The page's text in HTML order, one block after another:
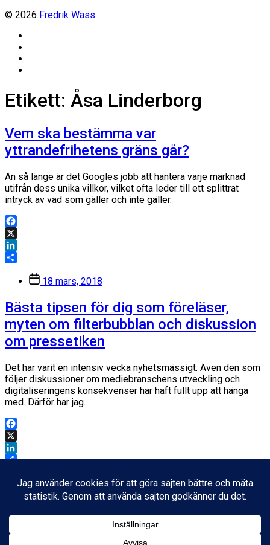
© 2026 Fredrik Wass
Etikett: Åsa Linderborg
Vem ska bestämma var
yttrandefrihetens gräns går?
Än så länge är det Googles jobb att hantera varje marknad
utifrån dess unika villkor, vilket ofta leder till ett splittrat
intryck av vad som gäller och inte gäller.
Facebook
X
LinkedIn
Inläggsdatum
18 mars, 2018
Bästa tipsen för dig som föreläser,
myten om filterbubblan och diskussion
om pressetiken
Det har varit en intensiv vecka nyhetsmässigt. Även den som
följer diskussioner om mediebranschens utveckling och
digitaliseringens konsekvenser har haft fullt upp att hänga
med. Därför har jag…
Facebook
X
LinkedIn
Inläggsdatum
19 november, 2017